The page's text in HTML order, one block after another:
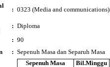
: 0323 (Media and communications)
: Diploma
: 90
: Sepenuh Masa dan Separuh Masa
Sepenuh Masa Bil.Minggu